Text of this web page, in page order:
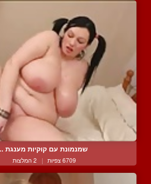
שמנמונת עם קוקיות מענגת
6709 צפיות | 2 המלצות